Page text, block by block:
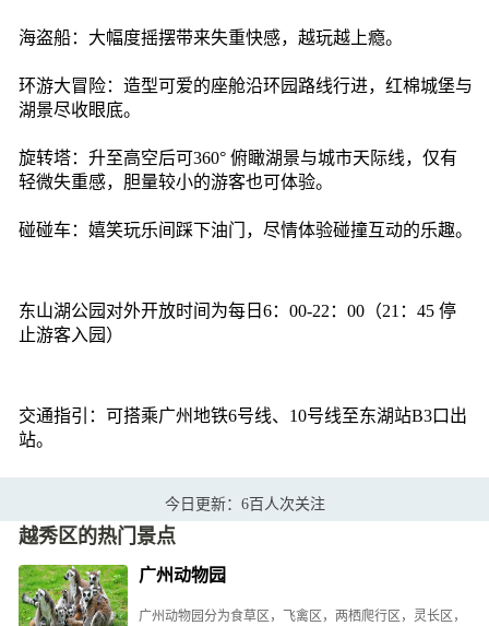
海盗船：大幅度摇摆带来失重快感，越玩越上瘾。
环游大冒险：造型可爱的座舱沿环园路线行进，红棉城堡与
湖景尽收眼底。
旋转塔：升至高空后可360° 俯瞰湖景与城市天际线，仅有
轻微失重感，胆量较小的游客也可体验。
碰碰车：嬉笑玩乐间踩下油门，尽情体验碰撞互动的乐趣。
东山湖公园对外开放时间为每日6：00-22：00（21：45 停
止游客入园）
交通指引：可搭乘广州地铁6号线、10号线至东湖站B3口出
站。
今日更新：6百人次关注
越秀区的热门景点
广州动物园
广州动物园分为食草区，飞禽区，两栖爬行区，灵长区，